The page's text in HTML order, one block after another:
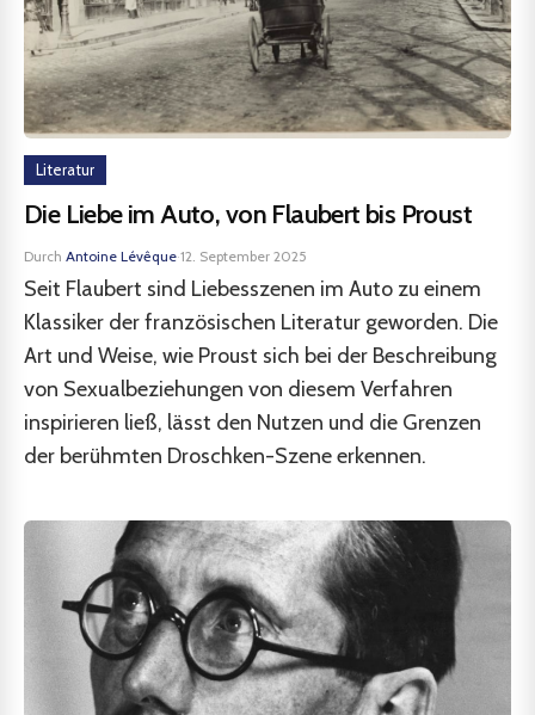
Literatur
Die Liebe im Auto, von Flaubert bis Proust
Durch Antoine Lévêque·12. September 2025
Seit Flaubert sind Liebesszenen im Auto zu einem
Klassiker der französischen Literatur geworden. Die
Art und Weise, wie Proust sich bei der Beschreibung
von Sexualbeziehungen von diesem Verfahren
inspirieren ließ, lässt den Nutzen und die Grenzen
der berühmten Droschken-Szene erkennen.